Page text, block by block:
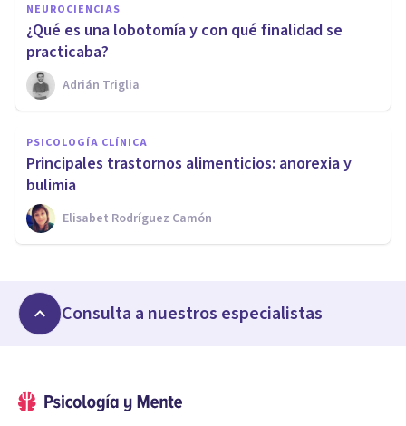
NEUROCIENCIAS
​¿Qué es una lobotomía y con qué finalidad se
practicaba?
Adrián Triglia
PSICOLOGÍA CLÍNICA
​Principales trastornos alimenticios: anorexia y
bulimia
Elisabet Rodríguez Camón
Consulta a nuestros especialistas